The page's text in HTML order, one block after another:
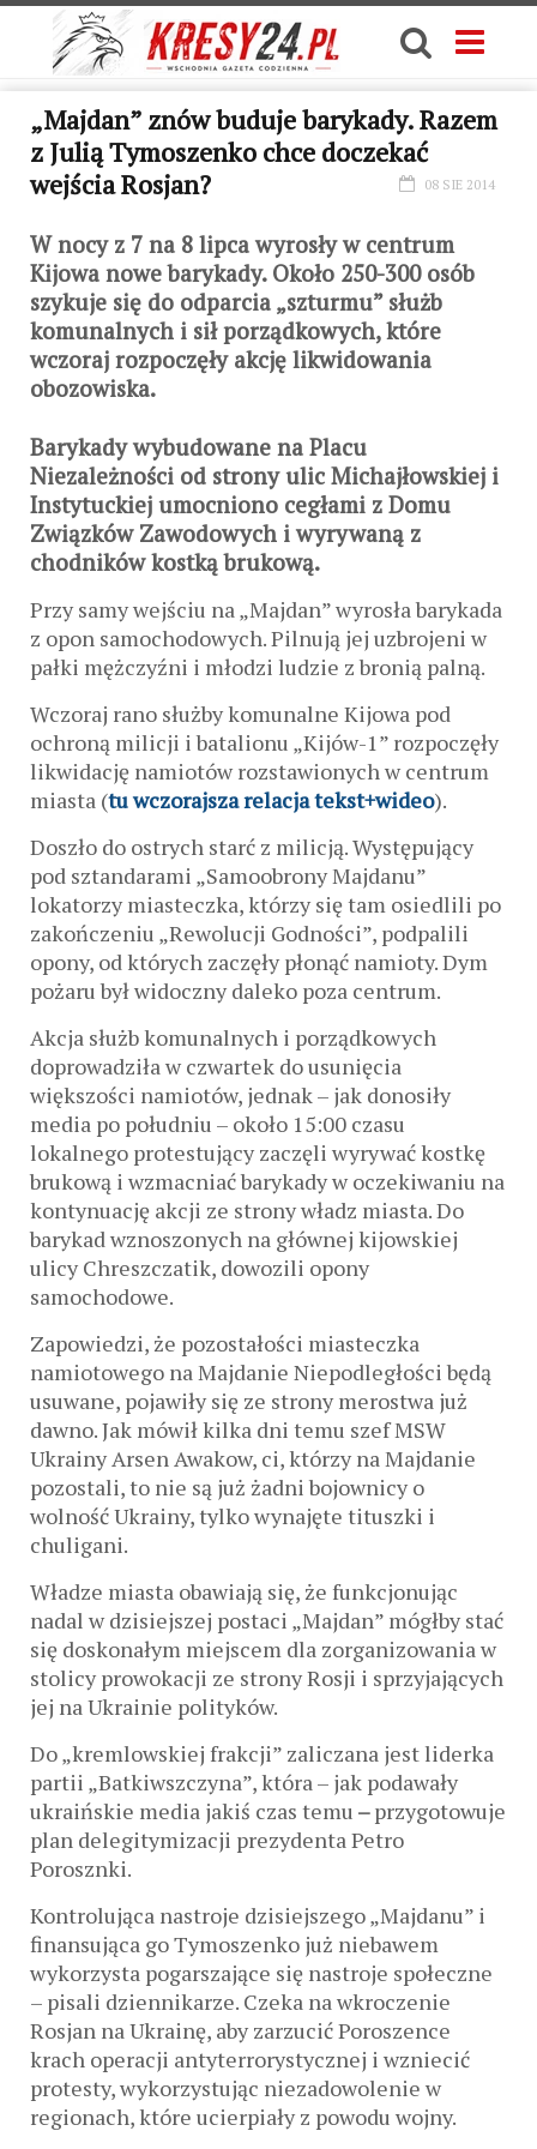
„Majdan” znów buduje barykady. Razem
z Julią Tymoszenko chce doczekać
wejścia Rosjan?
08 SIE 2014
W nocy z 7 na 8 lipca wyrosły w centrum
Kijowa nowe barykady. Około 250-300 osób
szykuje się do odparcia „szturmu” służb
komunalnych i sił porządkowych, które
wczoraj rozpoczęły akcję likwidowania
obozowiska.
Barykady wybudowane na Placu
Niezależności od strony ulic Michajłowskiej i
Instytuckiej umocniono cegłami z Domu
Związków Zawodowych i wyrywaną z
chodników kostką brukową.
Przy samy wejściu na „Majdan” wyrosła barykada
z opon samochodowych. Pilnują jej uzbrojeni w
pałki mężczyźni i młodzi ludzie z bronią palną.
Wczoraj rano służby komunalne Kijowa pod
ochroną milicji i batalionu „Kijów-1” rozpoczęły
likwidację namiotów rozstawionych w centrum
miasta (tu wczorajsza relacja tekst+wideo).
Doszło do ostrych starć z milicją. Występujący
pod sztandarami „Samoobrony Majdanu”
lokatorzy miasteczka, którzy się tam osiedlili po
zakończeniu „Rewolucji Godności”, podpalili
opony, od których zaczęły płonąć namioty. Dym
pożaru był widoczny daleko poza centrum.
Akcja służb komunalnych i porządkowych
doprowadziła w czwartek do usunięcia
większości namiotów, jednak – jak donosiły
media po południu – około 15:00 czasu
lokalnego protestujący zaczęli wyrywać kostkę
brukową i wzmacniać barykady w oczekiwaniu na
kontynuację akcji ze strony władz miasta. Do
barykad wznoszonych na głównej kijowskiej
ulicy Chreszczatik, dowozili opony
samochodowe.
Zapowiedzi, że pozostałości miasteczka
namiotowego na Majdanie Niepodległości będą
usuwane, pojawiły się ze strony merostwa już
dawno. Jak mówił kilka dni temu szef MSW
Ukrainy Arsen Awakow, ci, którzy na Majdanie
pozostali, to nie są już żadni bojownicy o
wolność Ukrainy, tylko wynajęte tituszki i
chuligani.
Władze miasta obawiają się, że funkcjonując
nadal w dzisiejszej postaci „Majdan” mógłby stać
się doskonałym miejscem dla zorganizowania w
stolicy prowokacji ze strony Rosji i sprzyjających
jej na Ukrainie polityków.
Do „kremlowskiej frakcji” zaliczana jest liderka
partii „Batkiwszczyna”, która – jak podawały
ukraińskie media jakiś czas temu –przygotowuje
plan delegitymizacji prezydenta Petro
Porosznki.
Kontrolująca nastroje dzisiejszego „Majdanu” i
finansująca go Tymoszenko już niebawem
wykorzysta pogarszające się nastroje społeczne
– pisali dziennikarze. Czeka na wkroczenie
Rosjan na Ukrainę, aby zarzucić Poroszence
krach operacji antyterrorystycznej i wzniecić
protesty, wykorzystując niezadowolenie w
regionach, które ucierpiały z powodu wojny.